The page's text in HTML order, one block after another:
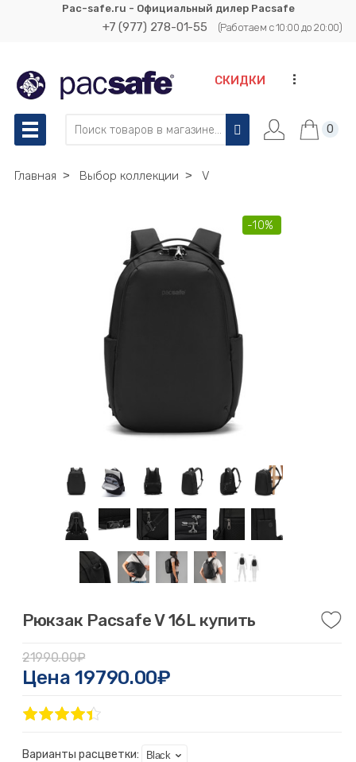
Pac-safe.ru - Официальный дилер Pacsafe
+7 (977) 278-01-55 (Работаем с 10:00 до 20:00)
СКИДКИ ...
0
Главная ˃ Выбор коллекции ˃ V
-10%
Рюкзак Pacsafe V 16L купить
21990.00₽
Цена19790.00₽
Варианты расцветки: